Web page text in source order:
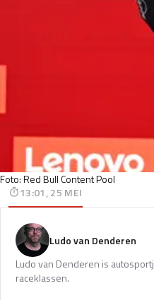
Foto: Red Bull Content Pool
13:01, 25 MEI
Ludo van Denderen
Ludo van Denderen is
raceklassen.